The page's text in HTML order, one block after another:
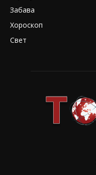
Забава
Хороскоп
Свет